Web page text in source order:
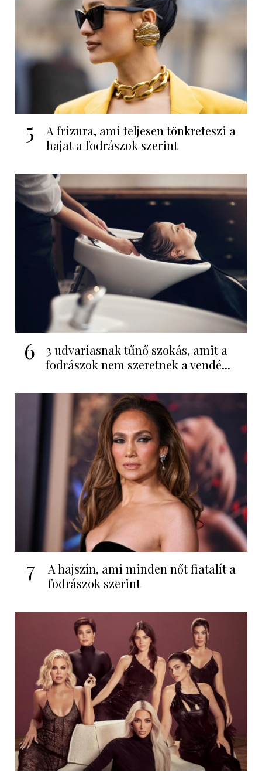
5
A frizura, ami teljesen tönkreteszi a
hajat a fodrászok szerint
6
3 udvariasnak tűnő szokás, amit a
fodrászok nem szeretnek a vendé...
7
A hajszín, ami minden nőt fiatalít a
fodrászok szerint